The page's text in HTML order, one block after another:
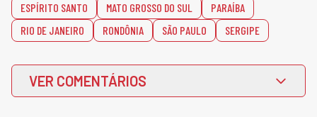
ESPÍRITO SANTO
MATO GROSSO DO SUL
PARAÍBA
RIO DE JANEIRO
RONDÔNIA SÃO PAULO SERGIPE
VER COMENTÁRIOS